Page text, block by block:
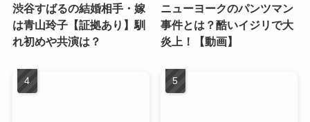
渋谷すばるの結婚相手・嫁
は青山玲子【証拠あり】馴
れ初めや共演は？
ニューヨークのパンツマン
事件とは？酷いイジリで大
炎上！【動画】